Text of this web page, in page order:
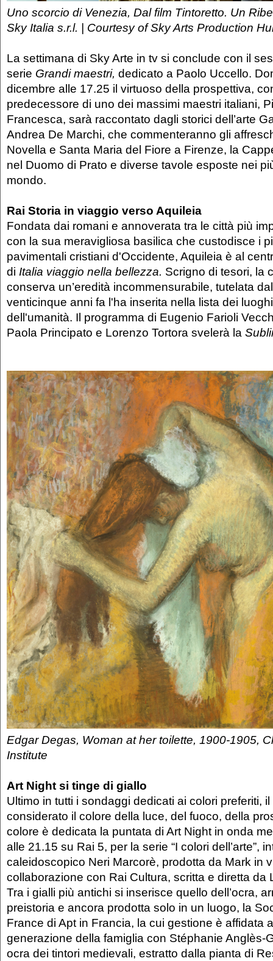
Uno scorcio di Venezia, Dal film Tintoretto. Un
Sky Italia s.r.l. | Courtesy of Sky Arts Production
La settimana di Sky Arte in tv si conclude con il
serie Grandi maestri, dedicato a Paolo Uccello.
dicembre alle 17.25 il virtuoso della prospettiva,
predecessore di uno dei massimi maestri italiani,
Francesca, sarà raccontato dagli storici dell’arte
Andrea De Marchi, che commenteranno gli
Novella e Santa Maria del Fiore a Firenze, la
nel Duomo di Prato e diverse tavole esposte nei
mondo.
Rai Storia in viaggio verso Aquileia
Fondata dai romani e annoverata tra le città più
con la sua meravigliosa basilica che custodisce i
pavimentali cristiani d'Occidente, Aquileia è al
di Italia viaggio nella bellezza. Scrigno di tesori, la
conserva un’eredità incommensurabile, tutelata
venticinque anni fa l'ha inserita nella lista dei
dell'umanità. Il programma di Eugenio Farioli
Paola Principato e Lorenzo Tortora svelerà la
Edgar Degas, Woman at her toilette, 1900-1905,
Institute
Art Night si tinge di giallo
Ultimo in tutti i sondaggi dedicati ai colori preferiti,
considerato il colore della luce, del fuoco, della
colore è dedicata la puntata di Art Night in onda
alle 21.15 su Rai 5, per la serie “I colori dell’arte”,
caleidoscopico Neri Marcorè, prodotta da Mark in
collaborazione con Rai Cultura, scritta e diretta da
Tra i gialli più antichi si inserisce quello dell’ocra,
preistoria e ancora prodotta solo in un luogo, la
France di Apt in Francia, la cui gestione è affidata
generazione della famiglia con Stéphanie Anglès-
ocra dei tintori medievali, estratto dalla pianta di